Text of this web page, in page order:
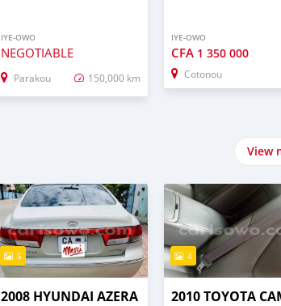
IYE-OWO
NEGOTIABLE
Parakou 150,000 km
IYE-OWO
CFA 1 350 000
Cotonou
View
5
2008 HYUNDAI AZERA
4
2010 TOYOTA